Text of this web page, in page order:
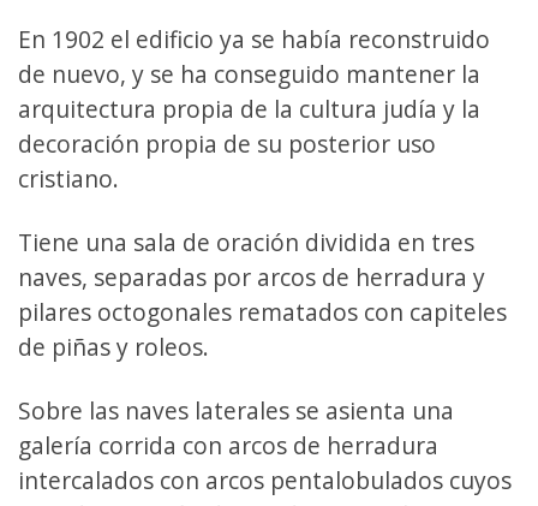
En 1902 el edificio ya se había reconstruido
de nuevo, y se ha conseguido mantener la
arquitectura propia de la cultura judía y la
decoración propia de su posterior uso
cristiano.
Tiene una sala de oración dividida en tres
naves, separadas por arcos de herradura y
pilares octogonales rematados con capiteles
de piñas y roleos.
Sobre las naves laterales se asienta una
galería corrida con arcos de herradura
intercalados con arcos pentalobulados cuyos